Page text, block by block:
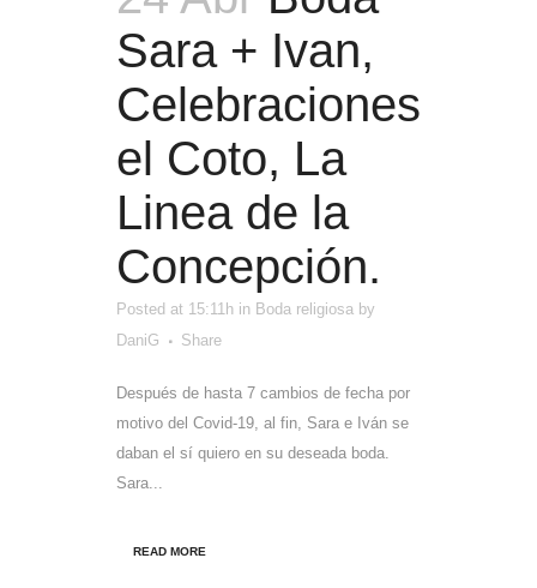
Sara + Ivan,
Celebraciones
el Coto, La
Linea de la
Concepción.
Posted at 15:11h in Boda religiosa by
DaniG
Share
Después de hasta 7 cambios de fecha por
motivo del Covid-19, al fin, Sara e Iván se
daban el sí quiero en su deseada boda.
Sara...
READ MORE